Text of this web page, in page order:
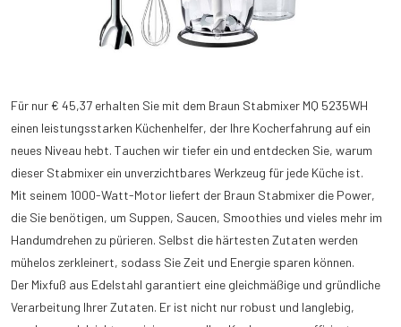
Für nur € 45,37 erhalten Sie mit dem Braun Stabmixer MQ 5235WH
einen leistungsstarken Küchenhelfer, der Ihre Kocherfahrung auf ein
neues Niveau hebt. Tauchen wir tiefer ein und entdecken Sie, warum
dieser Stabmixer ein unverzichtbares Werkzeug für jede Küche ist.
Mit seinem 1000-Watt-Motor liefert der Braun Stabmixer die Power,
die Sie benötigen, um Suppen, Saucen, Smoothies und vieles mehr im
Handumdrehen zu pürieren. Selbst die härtesten Zutaten werden
mühelos zerkleinert, sodass Sie Zeit und Energie sparen können.
Der Mixfuß aus Edelstahl garantiert eine gleichmäßige und gründliche
Verarbeitung Ihrer Zutaten. Er ist nicht nur robust und langlebig,